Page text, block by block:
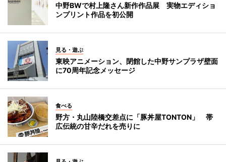
中野BWで村上隆さん新作作品展 実物エディショ
ンプリント作品を初公開
見る・遊ぶ
東映アニメーション、閉館した中野サンプラザ壁面
に70周年記念メッセージ
食べる
野方・丸山陸橋交差点に「豚丼屋TONTON」 帯
広伝統の甘辛だれを売りに